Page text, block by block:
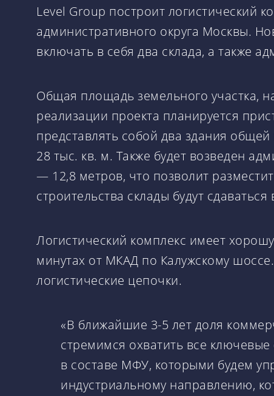
Level Group построит логистический
административного округа Москвы.
включать в себя два склада, а также
Общая площадь земельного участка,
реализации проекта планируется
представлять собой два здания
28 тыс. кв. м. Также будет возведен
— 12,8 метров, что позволит
строительства склады будут сдаваться
Логистический комплекс имеет
минутах от МКАД по Калужскому
логистические цепочки.
«В ближайшие 3-5 лет доля
стремимся охватить все
в составе МФУ, которыми будем
индустриальному направлению,